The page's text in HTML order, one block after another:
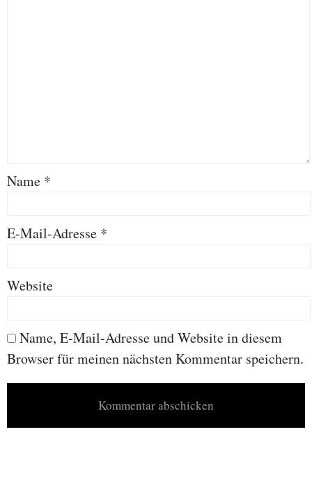
Name *
E-Mail-Adresse *
Website
Name, E-Mail-Adresse und Website in diesem
Browser für meinen nächsten Kommentar speichern.